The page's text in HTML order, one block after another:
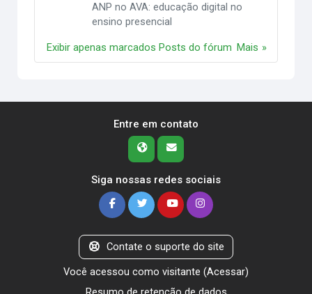
ANP no AVA: educação digital no
ensino presencial
Mais
Exibir apenas marcados Posts do fórum
Entre em contato
Siga nossas redes sociais
Contate o suporte do site
Você acessou como visitante (Acessar)